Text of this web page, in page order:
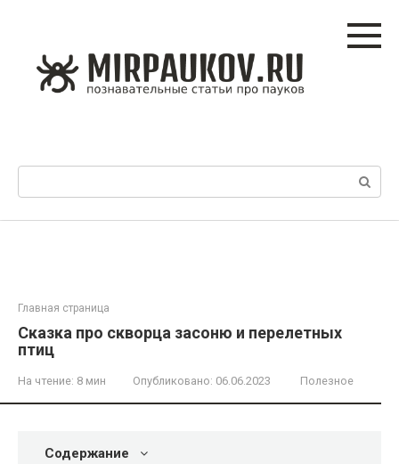
Главная страница
Сказка про скворца засоню и перелетных
птиц
На чтение: 8 мин Опубликовано: 06.06.2023 Полезное
Содержание